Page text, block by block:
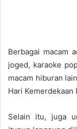
Berbagai macam
joged, karaoke
macam hiburan
Hari
Selain itu, juga